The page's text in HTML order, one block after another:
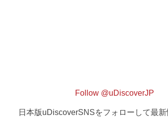
Follow @uDiscoverJP
日本版uDiscoverSNSをフォローして最